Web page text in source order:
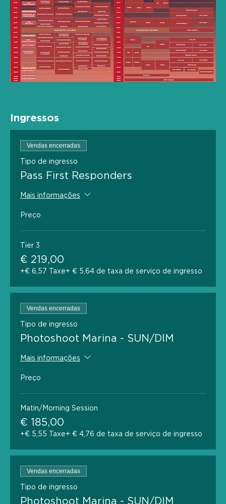
Ingressos
Vendas encerradas
Tipo de ingresso
Pass First Responders
Mais informações
Preço
Tier 3
€ 219,00
+€ 6,57 Taxe+ € 5,64 de taxa de serviço de ingresso
Vendas encerradas
Tipo de ingresso
Photoshoot Marina - SUN/DIM
Mais informações
Preço
Matin/Morning Session
€ 185,00
+€ 5,55 Taxe+ € 4,76 de taxa de serviço de ingresso
Vendas encerradas
Tipo de ingresso
Photoshoot Marina - SUN/DIM